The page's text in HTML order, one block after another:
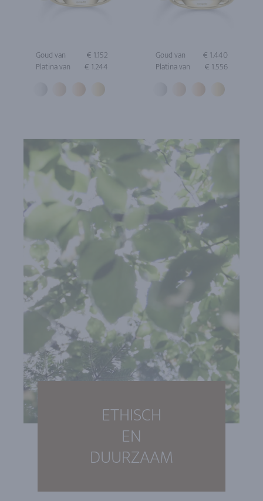
Goud van
€ 1.152
Platina van
€ 1.244
Goud van
€ 1.440
Platina van
€ 1.556
ETHISCH
EN
DUURZAAM